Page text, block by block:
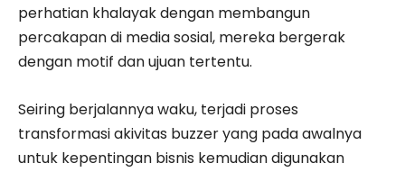
perhatian khalayak dengan membangun
percakapan di media sosial, mereka bergerak
dengan motif dan ujuan tertentu.
Seiring berjalannya waku, terjadi proses
transformasi akivitas buzzer yang pada awalnya
untuk kepentingan bisnis kemudian digunakan